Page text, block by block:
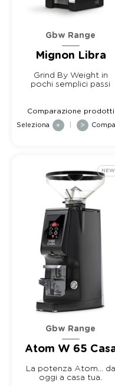
Gbw Range
Mignon Libra
Grind By Weight in
pochi semplici passi
Comparazione prodotti
Seleziona + >
NEW
Gbw Range
Atom W 65
La potenza Atom... da
oggi a casa tua.